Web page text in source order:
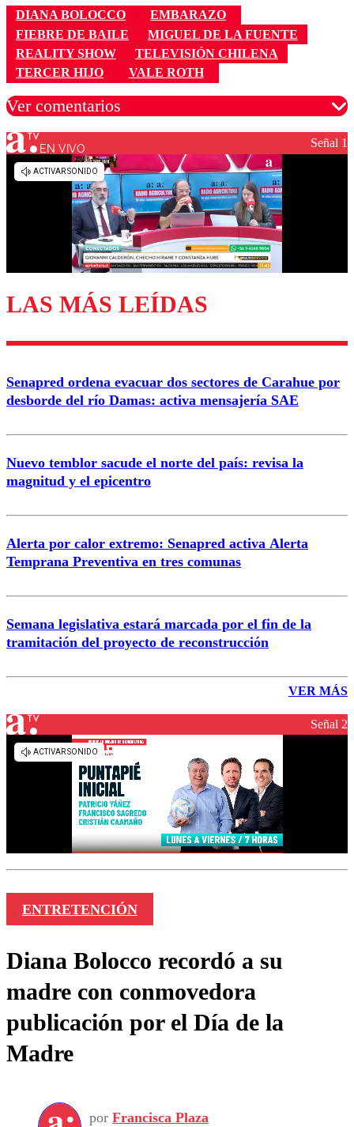
DIANA BOLOCCO
EMBARAZO
FIEBRE DE BAILE
MIGUEL DE LA FUENTE
REALITY SHOW
TELEVISIÓN CHILENA
TERCER HIJO
VALE ROTH
Ver comentarios
Los comentarios son moderados para garantizar un
diálogo respetuoso.
Enviar comentario
EN VIVO Señal 1
LAS MÁS LEÍDAS
Senapred ordena evacuar dos sectores de Carahue por
desborde del río Damas: activa mensajería SAE
Nuevo temblor sacude el norte del país: revisa la
magnitud y el epicentro
Alerta por calor extremo: Senapred activa Alerta
Temprana Preventiva en tres comunas
Semana legislativa estará marcada por el fin de la
tramitación del proyecto de reconstrucción
VER MÁS
Señal 2
ENTRETENCIÓN
Diana Bolocco recordó a su
madre con conmovedora
publicación por el Día de la
Madre
por Francisca Plaza